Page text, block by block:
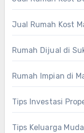
Jual Rumah Kost
Rumah Dijual di
Rumah Impian di
Tips Investasi
Tips Keluarga Muda